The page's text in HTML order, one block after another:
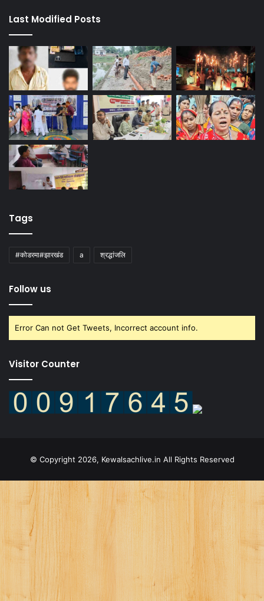
Last Modified Posts
Tags
#कोडरमा#झारखंड a श्रद्धांजलि
Follow us
Error Can not Get Tweets, Incorrect account info.
Visitor Counter
© Copyright 2026, Kewalsachlive.in All Rights Reserved